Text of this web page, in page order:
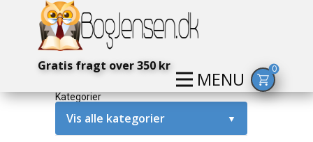
MENU
Gratis fragt over 350 kr 0
Kategorier
Vis alle kategorier ▼